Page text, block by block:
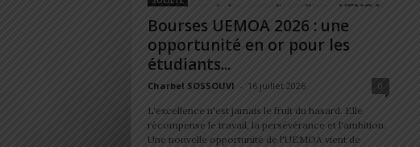
Bourses UEMOA 2026 : une
opportunité en or pour les
étudiants...
Charbel SOSSOUVI - 16 juillet 2026 0
L'excellence n'est jamais le fruit du hasard. Elle
récompense le travail, la persévérance et l'ambition.
Une nouvelle opportunité de l'UEMOA vient de